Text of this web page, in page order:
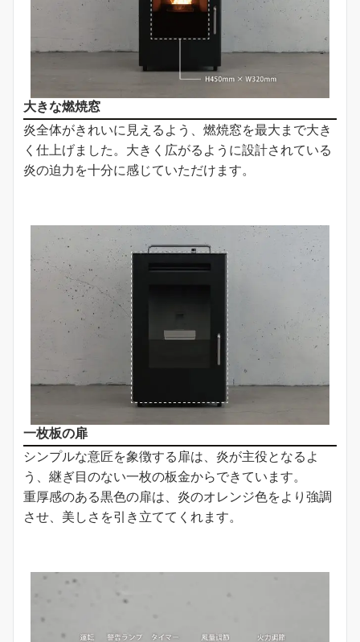
大きな燃焼窓
炎全体がきれいに見えるよう、燃焼窓を最大まで大き
く仕上げました。大きく広がるように設計されている
炎の迫力を十分に感じていただけます。
一枚板の扉
シンプルな意匠を象徴する扉は、炎が主役となるよ
う、継ぎ目のない一枚の板金からできています。
重厚感のある黒色の扉は、炎のオレンジ色をより強調
させ、美しさを引き立ててくれます。